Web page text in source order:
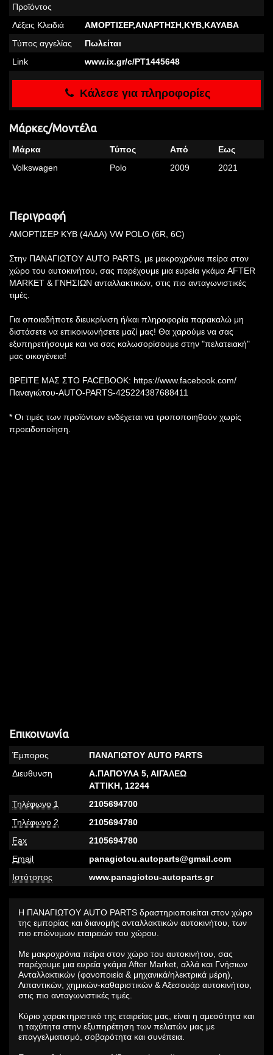
Προϊόντος
Λέξεις Κλειδιά
ΑΜΟΡΤΙΣΕΡ,ΑΝΑΡΤΗΣΗ,KYB,KAYABA
Τύπος αγγελίας
Πωλείται
Link
www.ix.gr/c/PT1445648
Κάλεσε για πληροφορίες
Μάρκες/Μοντέλα
Μάρκα Τύπος Από
Εως
Volkswagen
Polo 2009 2021
Περιγραφή
ΑΜΟΡΤΙΣΕΡ KYB (4ΑΔΑ) VW POLO (6R, 6C)
Στην ΠΑΝΑΓΙΩΤΟΥ AUTO PARTS, με μακροχρόνια πείρα στον
χώρο τoυ αυτοκινήτου, σας παρέχουμε μια ευρεία γκάμα AFTER
MARKET & ΓΝΗΣΙΩΝ ανταλλακτικών, στις πιο ανταγωνιστικές
τιμές.
Για οποιαδήποτε διευκρίνιση ή/και πληροφορία παρακαλώ μη
διστάσετε να επικοινωνήσετε μαζί μας! Θα χαρούμε να σας
εξυπηρετήσουμε και να σας καλωσορίσουμε στην "πελατειακή"
μας οικογένεια!
ΒΡΕΙΤΕ ΜΑΣ ΣΤΟ FACEBOOK: https://www.facebook.com/
Παναγιώτου-AUTO-PARTS-425224387688411
* Οι τιμές των προϊόντων ενδέχεται να τροποποιηθούν χωρίς
προειδοποίηση.
Επικοινωνία
Έμπορος
ΠΑΝΑΓΙΩΤΟΥ AUTO PARTS
Διευθυνση
Α.ΠΑΠΟΥΛΑ 5, ΑΙΓΑΛΕΩ
ΑΤΤΙΚΗ, 12244
Τηλέφωνο 1
2105694700
Τηλέφωνο 2
2105694780
Fax
2105694780
Email
panagiotou.autoparts@gmail.com
Ιστότοπος
www.panagiotou-autoparts.gr
Η ΠΑΝΑΓΙΩΤΟΥ AUTO PARTS δραστηριοποιείται στον χώρο
της εμπορίας και διανομής ανταλλακτικών αυτοκινήτου, των
πιο επώνυμων εταιρειών του χώρου.
Με μακροχρόνια πείρα στον χώρο τoυ αυτοκινήτου, σας
παρέχουμε μια ευρεία γκάμα After Market, αλλά και Γνήσιων
Ανταλλακτικών (φανοποιεία & μηχανικά/ηλεκτρικά μέρη),
Λιπαντικών, χημικών-καθαριστικών & Αξεσουάρ αυτοκινήτου,
στις πιο ανταγωνιστικές τιμές.
Κύριο χαρακτηριστικό της εταιρείας μας, είναι η αμεσότητα και
η ταχύτητα στην εξυπηρέτηση των πελατών μας με
επαγγελματισμό, σοβαρότητα και συνέπεια.